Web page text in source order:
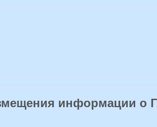
информации о